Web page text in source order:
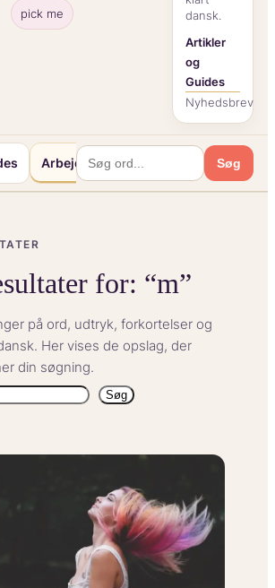
pick me
dansk.
Artikler
og
Guides
Nyhedsbrev
Arbejde og Karriereliv Søg
for: “m”
på ord, udtryk, forkortelser og
Her vises de opslag, der
din søgning.
Søg